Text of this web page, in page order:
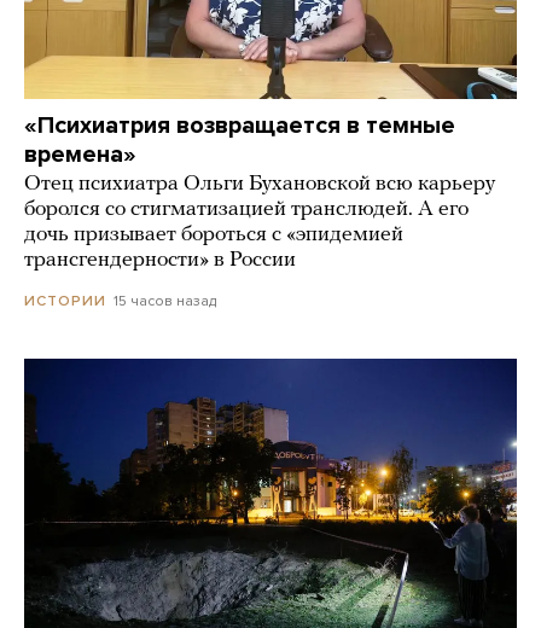
«Психиатрия возвращается в темные
времена»
Отец психиатра Ольги Бухановской всю карьеру
боролся со стигматизацией транслюдей. А его
дочь призывает бороться с «эпидемией
трансгендерности» в России
ИСТОРИИ 15 часов назад